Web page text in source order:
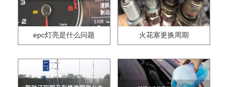
epc灯亮是什么问题 火花塞更换周期